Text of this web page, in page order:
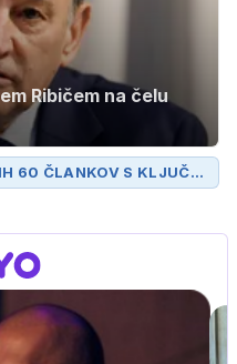
Ribičem na čelu
60 ČLANKOV S KLJUČN